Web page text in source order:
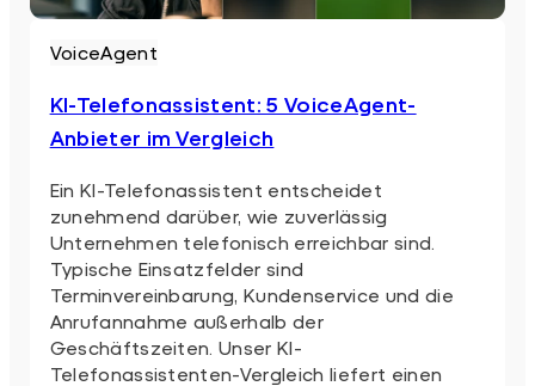
VoiceAgent
KI-Telefonassistent: 5 VoiceAgent-
Anbieter im Vergleich
Ein KI-Telefonassistent entscheidet
zunehmend darüber, wie zuverlässig
Unternehmen telefonisch erreichbar sind.
Typische Einsatzfelder sind
Terminvereinbarung, Kundenservice und die
Anrufannahme außerhalb der
Geschäftszeiten. Unser KI-
Telefonassistenten-Vergleich liefert einen